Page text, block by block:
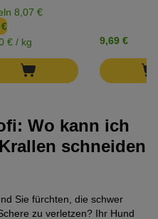
8,07 €
€ / kg
9,69 €
Wo kann ich
schneiden
Sie fürchten, die schwer
zu verletzen? Ihr Hund